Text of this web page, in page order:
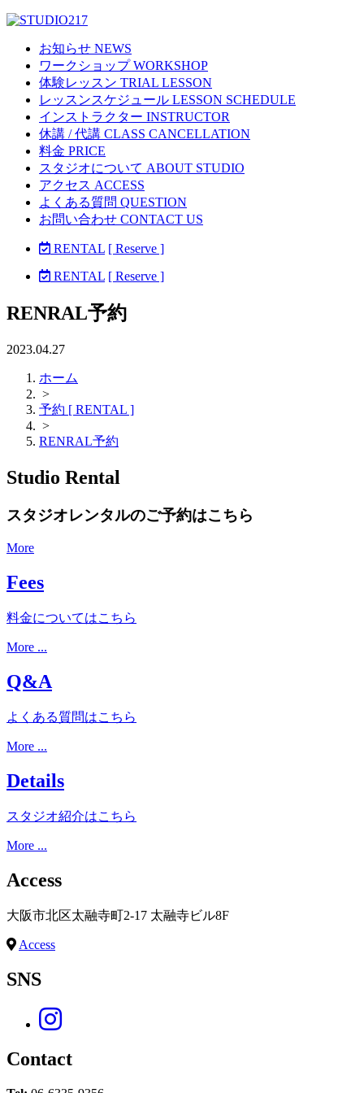
お知らせ NEWS
ワークショップ WORKSHOP
体験レッスン TRIAL LESSON
レッスンスケジュール LESSON SCHEDULE
インストラクター INSTRUCTOR
休講 / 代講 CLASS CANCELLATION
料金 PRICE
スタジオについて ABOUT STUDIO
アクセス ACCESS
よくある質問 QUESTION
お問い合わせ CONTACT US
RENTAL [ Reserve ]
RENTAL [ Reserve ]
RENRAL予約
2023.04.27
ホーム
>
予約 [ RENTAL ]
>
RENRAL予約
Studio Rental
スタジオレンタルのご予約はこちら
More
Fees
料金についてはこちら
More ...
Q&A
よくある質問はこちら
More ...
Details
スタジオ紹介はこちら
More ...
Access
大阪市北区太融寺町2-17 太融寺ビル8F
Access
SNS
Contact